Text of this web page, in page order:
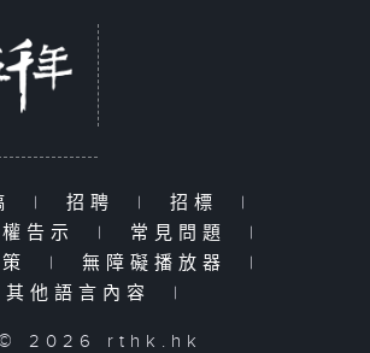
| 招聘 | 招標
|
告示
| 常見問題
|
| 無障礙播放器
|
其他語言內容
|
2026 rthk.hk